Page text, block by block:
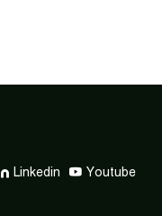
Linkedin Youtube